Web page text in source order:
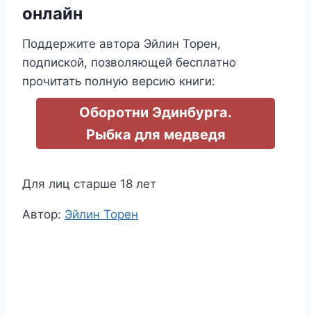
онлайн
Поддержите автора Эйлин Торен,
подпиской, позволяющей бесплатно
прочитать полную версию книги:
Оборотни Эдинбурга.
Рыбка для медведя
Для лиц старше 18 лет
Метки
Автор: Эйлин Торен